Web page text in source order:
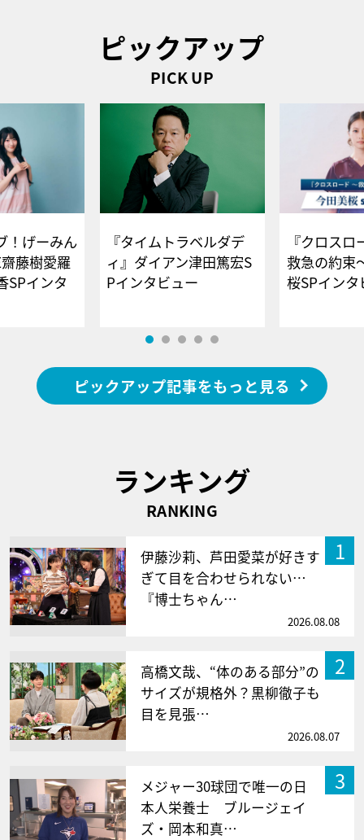
ピックアップ
PICK UP
！げーみん
藤樹愛羅
SPインタ
『タイムトラベルダデ
ィ』ダイアン津田篤宏S
Pインタビュー
『クロス
救急の約束
桜SPイ
ピックアップ記事をもっと見る
ランキング
RANKING
1
伊藤沙莉、芦田愛菜が好きす
ぎて目を合わせられない…
『博士ちゃん…
2026.08.08
2
高橋文哉、“体のある部分”の
サイズが規格外？黒柳徹子も
目を見張…
2026.08.07
3
メジャー30球団で唯一の日
本人栄養士 ブルージェイ
ズ・岡本和真…